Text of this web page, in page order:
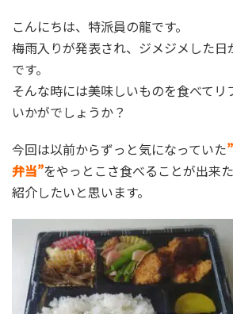
こんにちは、特派員の龍です。
梅雨入りが発表され、ジメジメした日
です。
そんな時には美味しいものを食べて
いかがでしょうか？
今回は以前からずっと気になっていた
弁当”をやっとこさ食べることが出来
紹介したいと思います。